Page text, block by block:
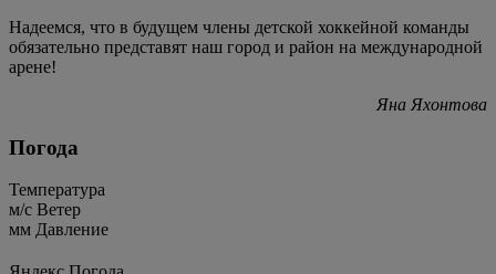
Надеемся, что в будущем члены детской хоккейной команды
обязательно представят наш город и район на международной
арене!
Яна Яхонтова
Погода
Температура
м/c Ветер
мм Давление